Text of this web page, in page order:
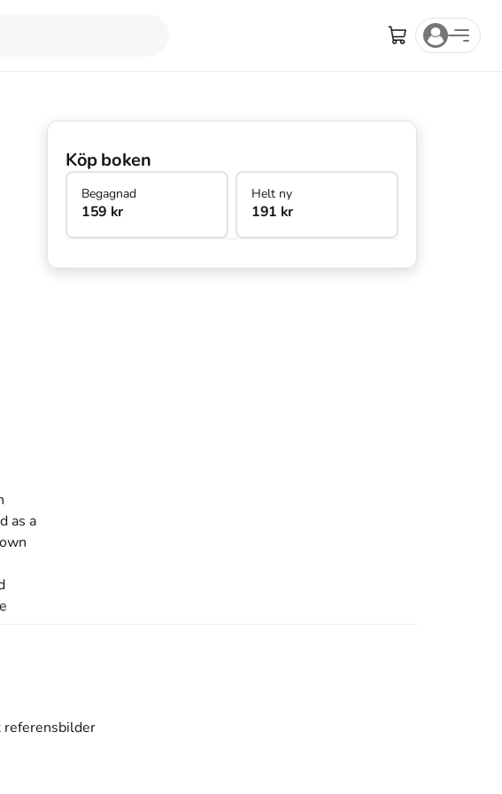
as a
over
and
Köp boken
Begagnad
159 kr
Helt ny
191 kr
referensbilder